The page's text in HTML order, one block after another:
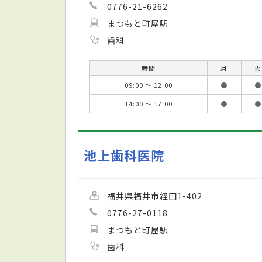
0776-21-6262
まつもと町屋駅
歯科
時間 月 火
09:00 ～ 12:00
● ●
14:00 ～ 17:00
● ●
池上歯科医院
福井県福井市経田1-402
0776-27-0118
まつもと町屋駅
歯科